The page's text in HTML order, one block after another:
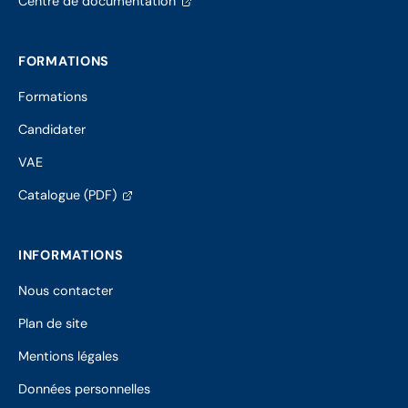
FORMATIONS
Formations
Candidater
VAE
Catalogue (PDF)(s'ouvre
nouvel
INFORMATIONS
Nous contacter
Plan de site
Mentions légales
Données personnelles